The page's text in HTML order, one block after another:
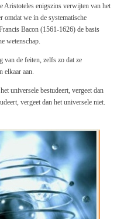
Aristoteles enigszins verwijten van het
omdat we in de systematische
Bacon (1561-1626) de basis
wetenschap.
van de feiten, zelfs zo dat ze
elkaar aan.
universele bestudeert, vergeet dan
vergeet dan het universele niet.